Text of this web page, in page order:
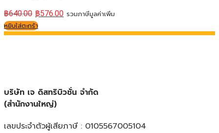
฿640.00 ฿576.00 รวมภาษีมูลค่าเพิ่ม
หยิบใส่ตะกร้า
บริษัท เจ ดิสทริบิวชั่น จำกัด
(สำนักงานใหญ่)
เลขประจำตัวผู้เสียภาษี : 0105567005104